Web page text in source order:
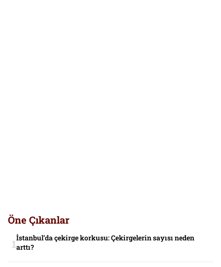
Öne Çıkanlar
İstanbul’da çekirge korkusu: Çekirgelerin sayısı neden
arttı?